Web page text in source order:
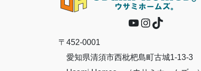
YouTube
Instagram
TikTok
〒452-0001
愛知県清須市西枇杷島町古城1-13-3